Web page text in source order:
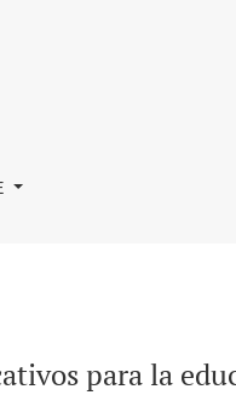
la educación superior
para la